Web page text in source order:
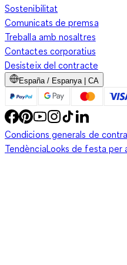
Sostenibilitat
Comunicats de premsa
Treballa amb nosaltres
Contactes corporatius
Desisteix del contracte
España / Espanya | CA
Condicions generals de
TendènciaLooks de festa per